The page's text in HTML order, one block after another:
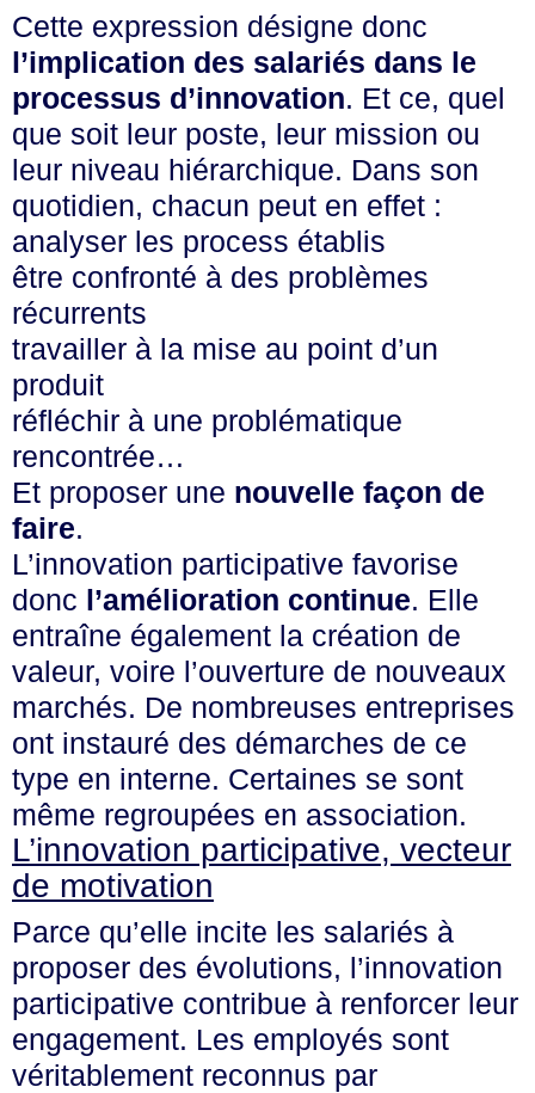
Cette expression désigne donc
l’implication des salariés dans le
processus d’innovation. Et ce, quel
que soit leur poste, leur mission ou
leur niveau hiérarchique. Dans son
quotidien, chacun peut en effet :
analyser les process établis
être confronté à des problèmes
récurrents
travailler à la mise au point d’un
produit
réfléchir à une problématique
rencontrée…
Et proposer une nouvelle façon de
faire.
L’innovation participative favorise
donc l’amélioration continue. Elle
entraîne également la création de
valeur, voire l’ouverture de nouveaux
marchés. De nombreuses entreprises
ont instauré des démarches de ce
type en interne. Certaines se sont
même regroupées en association.
L’innovation participative, vecteur
de motivation
Parce qu’elle incite les salariés à
proposer des évolutions, l’innovation
participative contribue à renforcer leur
engagement. Les employés sont
véritablement reconnus par